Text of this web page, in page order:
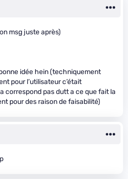
msg juste après)
idée hein (techniquement
pour l’utilisateur c’était
correspond pas dutt a ce que fait la
pour des raison de faisabilité)